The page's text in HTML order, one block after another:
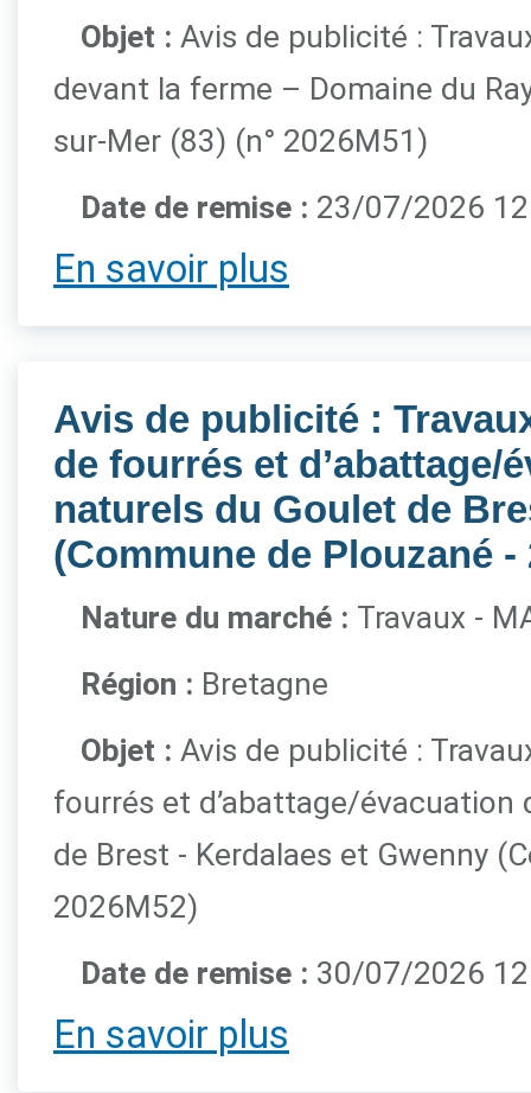
Objet : Avis de publicité :
devant la ferme – Domaine du
sur-Mer (83) (n° 2026M51)
Date de remise : 23/07/2026
En savoir plus
Avis de publicité :
de fourrés et d’abattage/
naturels du Goulet de
(Commune de Plouzané -
Nature du marché : Travaux -
Région : Bretagne
Objet : Avis de publicité :
fourrés et d’abattage/
de Brest - Kerdalaes et Gwenny
2026M52)
Date de remise : 30/07/2026
En savoir plus